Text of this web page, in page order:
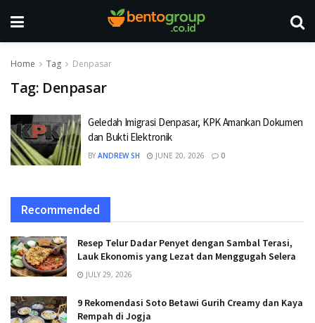
Home Tag Denpasar
Tag: Denpasar
Geledah Imigrasi Denpasar, KPK Amankan Dokumen
dan Bukti Elektronik
BY ANDREW SH JUNE 20, 2026 0
Recommended
Resep Telur Dadar Penyet dengan Sambal Terasi,
Lauk Ekonomis yang Lezat dan Menggugah Selera
JULY 29, 2026
9 Rekomendasi Soto Betawi Gurih Creamy dan Kaya
Rempah di Jogja